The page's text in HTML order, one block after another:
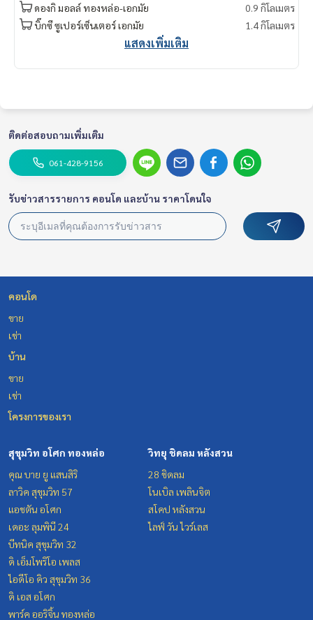
ดองกิ มอลล์ ทองหล่อ-เอกมัย
0.9 กิโลเมตร
บิ๊กซี ซูเปอร์เซ็นเตอร์ เอกมัย
1.4 กิโลเมตร
แสดงเพิ่มเติม
ติดต่อสอบถามเพิ่มเติม
061-428-9156
รับข่าวสารรายการ คอนโด และบ้าน ราคาโดนใจ
คอนโด
ขาย
เช่า
บ้าน
ขาย
เช่า
โครงการของเรา
สุขุมวิท อโศก ทองหล่อ
คุณ บาย ยู แสนสิริ
ลาวิค สุขุมวิท 57
แอชตัน อโศก
เดอะ ลุมพินี 24
บีทนิค สุขุมวิท 32
ดิ เอ็มโพริโอ เพลส
ไอดีโอ คิว สุขุมวิท 36
ดิ เอส อโศก
พาร์ค ออริจิ้น ทองหล่อ
วิทยุ ชิดลม หลังสวน
28 ชิดลม
โนเบิล เพลินจิต
สโคป หลังสวน
ไลฟ์ วัน ไวร์เลส